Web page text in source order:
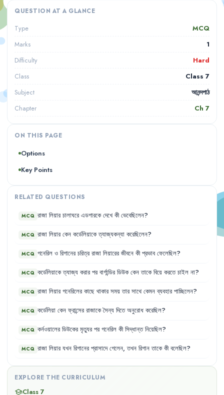
QUESTION AT A GLANCE
Type MCQ
Marks 1
Difficulty Hard
Class Class 7
Subject আনন্দপাঠ
Chapter Ch 7
ON THIS PAGE
Options
Key Points
RELATED QUESTIONS
MCQ রাজা লিয়ার চালাঘরে এডগারকে দেখে কী ভেবেছিলেন?
MCQ রাজা লিয়ার কেন কর্ডেলিয়াকে ত্যাজ্যকন্যা করেছিলেন?
MCQ গনেরিল ও রিগানের চরিত্র রাজা লিয়ারের জীবনে কী প্রভাব ফেলেছিল?
MCQ কর্ডেলিয়াকে ত্যাজ্য করার পর বার্গান্ডির ডিউক কেন তাকে বিয়ে করতে চাইল না?
MCQ রাজা লিয়ার গনেরিলের কাছে থাকার সময় তার সাথে কেমন ব্যবহার পাচ্ছিলেন?
MCQ কর্ডেলিয়া কেন ফ্রান্সের রাজাকে সৈন্য দিতে অনুরোধ করেছিল?
MCQ কর্নওয়ালের ডিউকের মৃত্যুর পর গনেরিল কী সিদ্ধান্ত নিয়েছিল?
MCQ রাজা লিয়ার যখন রিগানের প্রাসাদে গেলেন, তখন রিগান তাকে কী বলেছিল?
EXPLORE THE CURRICULUM
schoolClass 7